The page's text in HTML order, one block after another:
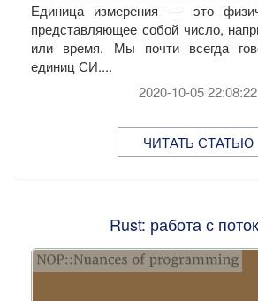
Единица измерения — это
представляющее собой число,
или время. Мы почти всегда
единиц СИ....
2020-10-05 22:08:22
ЧИТАТЬ СТАТЬЮ
Rust: работа с